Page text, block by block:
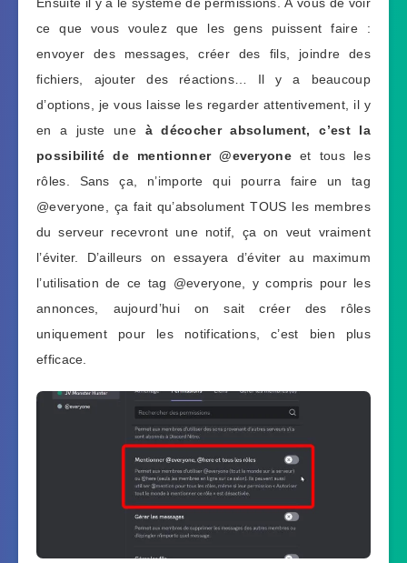
Ensuite il y a le système de permissions. À vous de voir
ce que vous voulez que les gens puissent faire :
envoyer des messages, créer des fils, joindre des
fichiers, ajouter des réactions… Il y a beaucoup
d’options, je vous laisse les regarder attentivement, il y
en a juste une à décocher absolument, c’est la
possibilité de mentionner @everyoneet tous les
rôles. Sans ça, n’importe qui pourra faire un tag
@everyone, ça fait qu’absolument TOUS les membres
du serveur recevront une notif, ça on veut vraiment
l’éviter. D’ailleurs on essayera d’éviter au maximum
l’utilisation de ce tag @everyone, y compris pour les
annonces, aujourd’hui on sait créer des rôles
uniquement pour les notifications, c’est bien plus
efficace.